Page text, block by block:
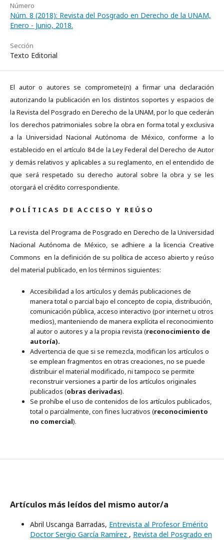
Número
Núm. 8 (2018): Revista del Posgrado en Derecho de la UNAM,
Enero - Junio, 2018.
Sección
Texto Editorial
El autor o autores se compromete(n) a firmar una declaración
autorizando la publicación en los distintos soportes y espacios de
la Revista del Posgrado en Derecho de la UNAM, por lo que cederán
los derechos patrimoniales sobre la obra en forma total y exclusiva
a la Universidad Nacional Autónoma de México, conforme a lo
establecido en el artículo 84 de la Ley Federal del Derecho de Autor
y demás relativos y aplicables a su reglamento, en el entendido de
que será respetado su derecho autoral sobre la obra y se les
otorgará el crédito correspondiente.
P O L Í T I C A S D E A C C E S O Y R E Ú S O
La revista del Programa de Posgrado en Derecho de la Universidad
Nacional Autónoma de México, se adhiere a la licencia Creative
Commons en la definición de su política de acceso abierto y reúso
del material publicado, en los términos siguientes:
Accesibilidad a los artículos y demás publicaciones de
manera total o parcial bajo el concepto de copia, distribución,
comunicación pública, acceso interactivo (por internet u otros
medios), manteniendo de manera explícita el reconocimiento
al autor o autores y a la propia revista (reconocimiento de
autoría).
Advertencia de que si se remezcla, modifican los artículos o
se emplean fragmentos en otras creaciones, no se puede
distribuir el material modificado, ni tampoco se permite
reconstruir versiones a partir de los artículos originales
publicados (obras derivadas).
Se prohíbe el uso de contenidos de los artículos publicados,
total o parcialmente, con fines lucrativos (reconocimiento
no comercial).
Artículos más leídos del mismo autor/a
Abril Uscanga Barradas, Entrevista al Profesor Emérito
Doctor Sergio García Ramírez , Revista del Posgrado en